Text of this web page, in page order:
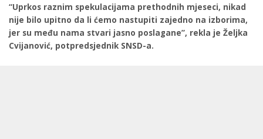
“Uprkos raznim spekulacijama prethodnih mjeseci, nikad
nije bilo upitno da li ćemo nastupiti zajedno na izborima,
jer su među nama stvari jasno poslagane”, rekla je Željka
Cvijanović, potpredsjednik SNSD-a.